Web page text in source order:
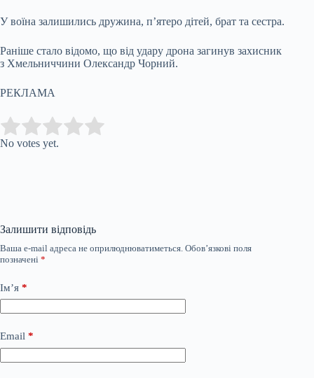
У воїна залишились дружина, п’ятеро дітей, брат та сестра.
Раніше стало відомо, що від удару дрона загинув захисник
з Хмельниччини Олександр Чорний.
РЕКЛАМА
Rate this item:
No votes yet.
Залишити відповідь
Ваша e-mail адреса не оприлюднюватиметься. Обов’язкові поля
позначені *
Ім’я *
Email *